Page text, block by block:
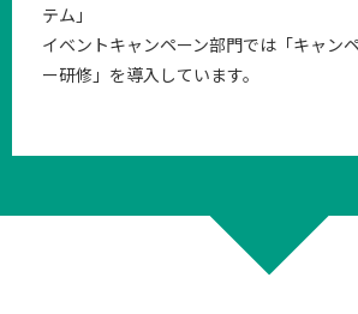
テム」
イベントキャンペーン部門では「キャン
ー研修」を導入しています。